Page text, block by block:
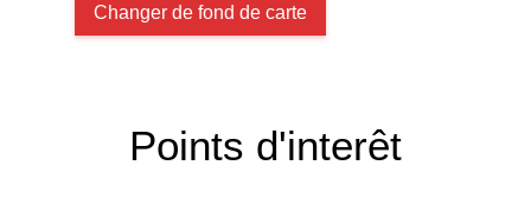
Changer de fond de carte
Points d'interêt